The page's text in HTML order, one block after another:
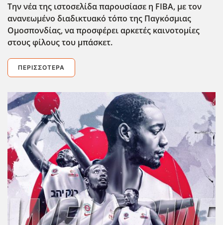
Την νέα της ιστοσελίδα παρουσίασε η FIBA, με τον
ανανεωμένο διαδικτυακό τόπο της Παγκόσμιας
Ομοσπονδίας, να προσφέρει αρκετές καινοτομίες
στους φίλους του μπάσκετ.
ΠΕΡΙΣΣΌΤΕΡΑ